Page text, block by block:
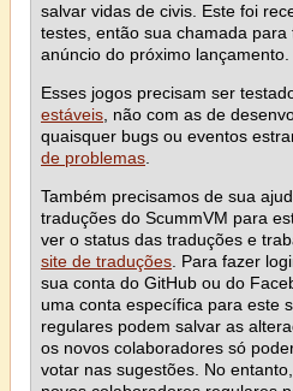
salvar vidas de civis. Este foi
testes, então sua chamada
anúncio do próximo lançamento.
Esses jogos precisam ser
estáveis , não com as de
quaisquer bugs ou eventos
de problemas
Também precisamos de sua
traduções do ScummVM para
ver o status das traduções e
site de traduções . Para fazer
sua conta do GitHub ou do
uma conta específica para este
regulares podem salvar as
os novos colaboradores só
votar nas sugestões. No